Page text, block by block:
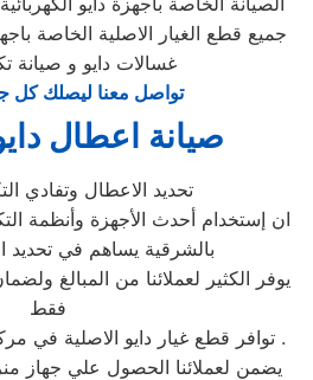
جميع قطع الغيار الاصلية الخاصة
غسالات دايو و صيانة
تواصل معنا ليصلك كل
صيانة اعطال
تحديد الاعطال وتفادي
ان إستخدام أحدث الأجهزة وأنظمة
بالشرقية يساهم في تحديد
يوفر الكثير لعملائنا من المبالغ
فقط
» توافر قطع غيار دايو الاصلية في مركز صيانة دايو بالشرقية .
يضمن لعملائنا الحصول علي جهاز